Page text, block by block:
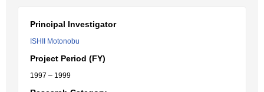
Principal Investigator
ISHII Motonobu
Project Period (FY)
1997 – 1999